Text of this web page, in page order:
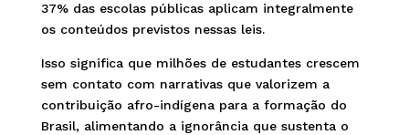
37% das escolas públicas aplicam integralmente
os conteúdos previstos nessas leis.
Isso significa que milhões de estudantes crescem
sem contato com narrativas que valorizem a
contribuição afro-indígena para a formação do
Brasil, alimentando a ignorância que sustenta o